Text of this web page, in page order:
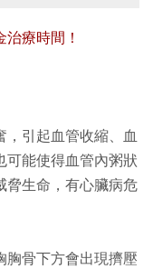
療時間！
，引起血管收縮、血
可能使得血管內粥狀
脅生命，有心臟病危
胸骨下方會出現擠壓